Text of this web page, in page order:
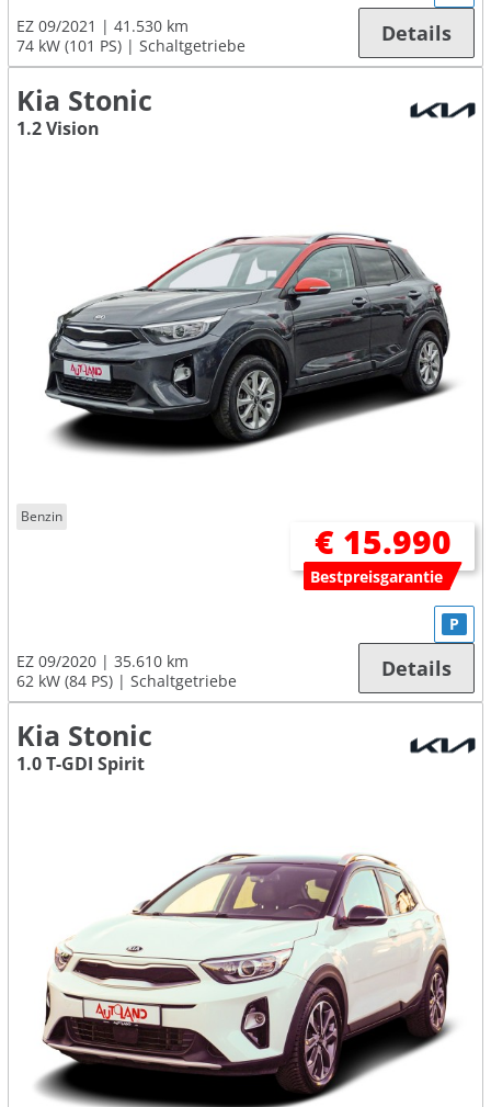
EZ 09/2021
41.530 km
74 kW (101 PS)
Schaltgetriebe Details
Kia Stonic
1.2 Vision
Benzin
€ 15.990
Bestpreisgarantie
EZ 09/2020
35.610 km
62 kW (84 PS)
Schaltgetriebe
P
Details
Kia Stonic
1.0 T-GDI Spirit